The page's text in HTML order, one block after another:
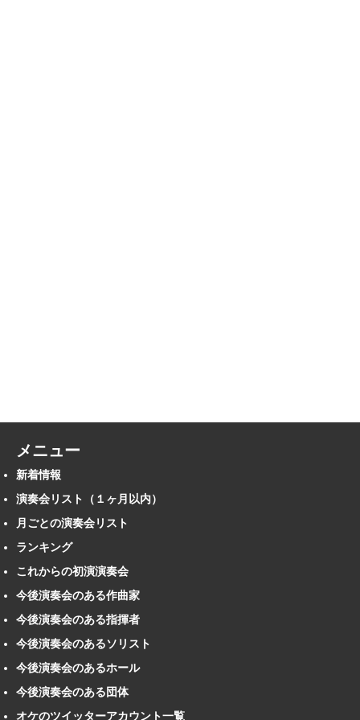
メニュー
新着情報
演奏会リスト（１ヶ月以内）
月ごとの演奏会リスト
ランキング
これからの初演演奏会
今後演奏会のある作曲家
今後演奏会のある指揮者
今後演奏会のあるソリスト
今後演奏会のあるホール
今後演奏会のある団体
オケのツイッターアカウント一覧